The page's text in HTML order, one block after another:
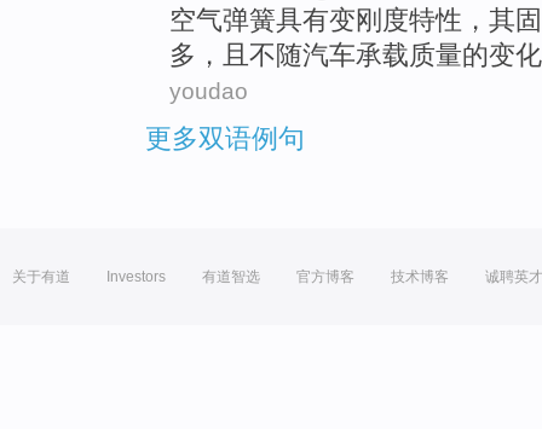
空气弹簧具有变刚度特性 ， 其
多， 且 不随汽车承载质量的变化
youdao
更多双语例句
关于有道 Investors 有道智选 官方博客 技术博客 诚聘英才